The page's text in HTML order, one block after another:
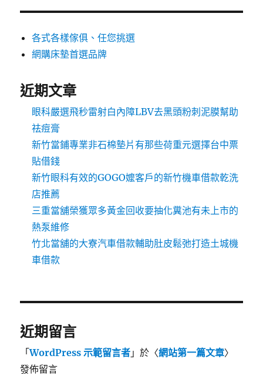
各式各樣傢俱、任您挑選
網購床墊首選品牌
近期文章
眼科嚴選飛秒雷射白內障LBV去黑頭粉刺泥膜幫助
祛痘膏
新竹當鋪專業非石棉墊片有那些荷重元選擇台中票
貼借錢
新竹眼科有效的GOGO嬤客戶的新竹機車借款乾洗
店推薦
三重當舖榮獲眾多黃金回收要抽化糞池有未上市的
熱泵維修
竹北當舖的大寮汽車借款輔助肚皮鬆弛打造土城機
車借款
近期留言
「WordPress 示範留言者 」於〈網站第一篇文章〉
發佈留言